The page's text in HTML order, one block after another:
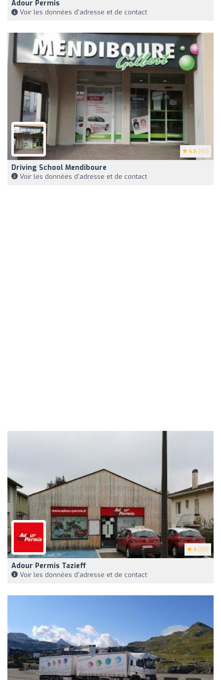
Adour Permis
Voir les données d'adresse et de contact
4.6 (45)
Driving School Mendiboure
Voir les données d'adresse et de contact
4 (58)
Adour Permis Tazieff
Voir les données d'adresse et de contact